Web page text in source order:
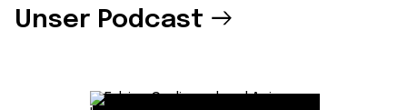
Unser Podcast